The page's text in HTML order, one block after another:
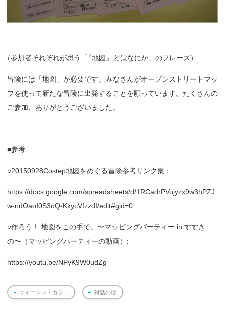
（参加者それぞれが思う 「『地図』とはなにか」のフレーズ）
冒険には「地図」が必要です。みなさんがオープンストリートマッ
プを使って新たな冒険に出発することを願っています。たくさんの
ご参加、ありがとうございました。
■参考
○20150928Costep地図をめぐる冒険参考リンク集：
https://docs.google.com/spreadsheets/d/1RCadrPVujyzx9w3hPZJ
w-ndOaoI0S3oQ-KkycVfzzdI/edit#gid=0
○作ろう！ 地図をこの手で。〜マッピングパーティー in すすき
の〜（マッピングパーティーの動画） ：
https://youtu.be/NPyK9W0udZg
サイエンス・カフェ 対話の場